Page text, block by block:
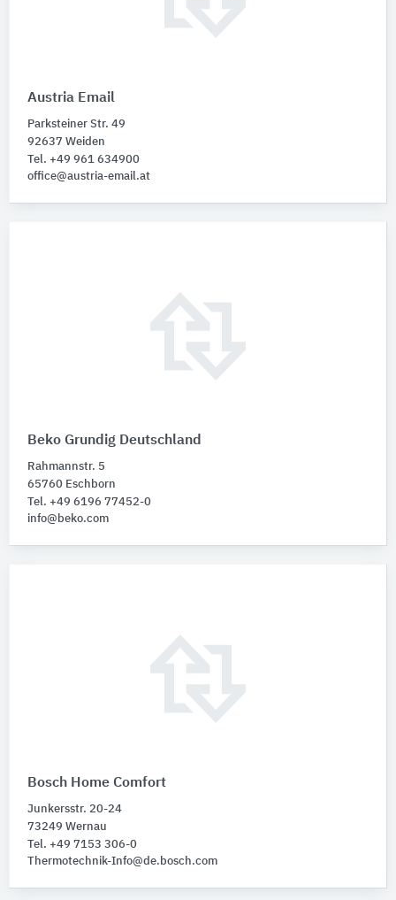
Austria Email
Parksteiner Str. 49
92637 Weiden
Tel. +49 961 634900
office@austria-email.at
Beko Grundig Deutschland
Rahmannstr. 5
65760 Eschborn
Tel. +49 6196 77452-0
info@beko.com
Bosch Home Comfort
Junkersstr. 20-24
73249 Wernau
Tel. +49 7153 306-0
Thermotechnik-Info@de.bosch.com